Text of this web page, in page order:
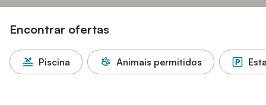
Encontrar ofertas
Piscina Animais permitidos